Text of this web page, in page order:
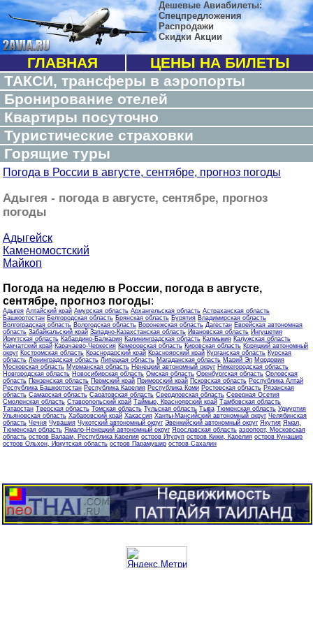
Дешевые Авиабилеты:
Спецпредложения
Распродажи
Скидки Акции
ГЛАВНАЯ
ЦЕНЫ НА БИЛЕТЫ
ТАКСИ, трансферы в аэропорты
Бронирование отелей
Квартиры посуточно
Туристические страховки
Горящие туры
Погода в России в августе, сентябре, прогноз погоды
Адыгея - погода в августе, сентябре, прогноз
погоды
Адыгейск
Каменомостский
Майкоп
Погода на неделю в России, погода в августе,
сентябре, прогноз погоды:
Адыгея Алтайский край Амурская область Архангельская область Астраханская область
Башкортостан Белгородская область Брянская область Бурятия Владимирская область
Волгоградская область Вологодская область Воронежская область Дагестан Еврейская автономная
область Забайкальский край Западно-Казахстанская область Ивановская область Ингушетия
Иркутская область Кабардино-Балкария Калининградская область Калмыкия Калужская область
Камчатский край Карачаево-Черкесия Кемеровская область Кировская область Коряцкий автономный
округ Костромская область Краснодарский край Красноярский край Курганская область Курская
область Ленинградская область Липецкая область Магаданская область Марий Эл Мордовия
Московская область Мурманская область Ненецкий автономный округ Нижегородская область
Новгородская область Новосибирская область Омская область Оренбургская область Орловская
область Пензенская область Пермский край Приморский край Псковская область Республика Алтай
Республика Башкортостан Республика Карелия Республика Коми Ростовская область Рязанская
область Самарская область Саратовская область Свердловская область Северная Осетия
Смоленская область Ставропольский край Таймыр, Красноярский край Тамбовская область
Татарстан Тверская область Томская область Тульская область Тыва Тюменская область Удмуртия
Ульяновская область Хабаровский край Хакассия Ханты-Мансийский автономный округ Челябинская
область Чечня Чувашия Чукотский автономный округ Эвенкийский автономный округ Якутия Ямал,
Тюменская область Ямало-Ненецкий автономный округ Ярославская область аэропорт, Московская
область остров Валаам, Республика Карелия остров Итуруп остров Кижи, Карелия остров Кунашир
остров Ольхон, Иркутская область остров Парамушир остров Сахалин